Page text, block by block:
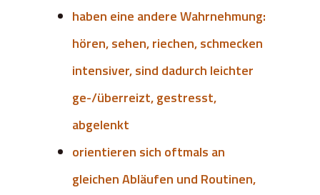
haben eine andere Wahrnehmung:
hören, sehen, riechen, schmecken
intensiver, sind dadurch leichter
ge-/überreizt, gestresst,
abgelenkt
orientieren sich oftmals an
gleichen Abläufen und Routinen,